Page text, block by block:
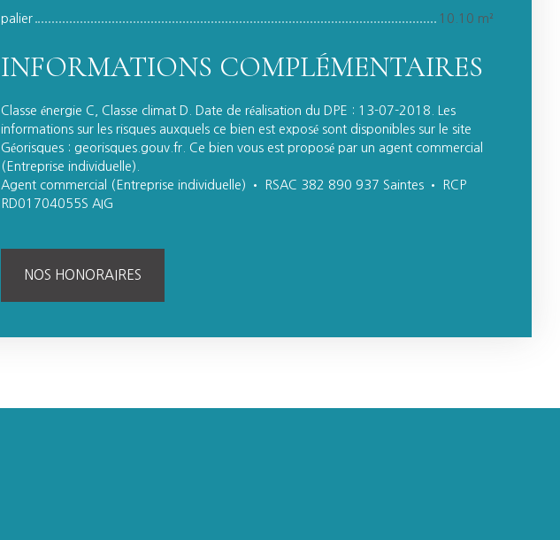
palier 10.10 m²
INFORMATIONS COMPLÉMENTAIRES
Classe énergie C, Classe climat D. Date de réalisation du DPE : 13-07-2018. Les
informations sur les risques auxquels ce bien est exposé sont disponibles sur le site
Géorisques : georisques.gouv.fr. Ce bien vous est proposé par un agent commercial
(Entreprise individuelle).
Agent commercial (Entreprise individuelle) • RSAC 382 890 937 Saintes • RCP
RD01704055S AIG
NOS HONORAIRES